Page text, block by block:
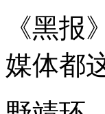
《黑
媒体都